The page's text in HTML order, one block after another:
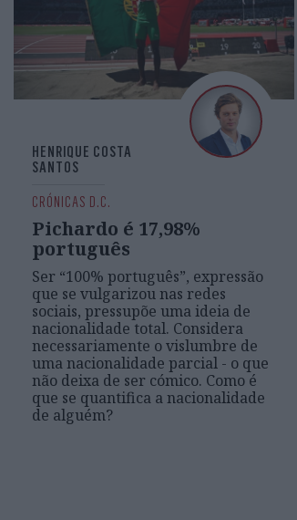
CRÓNICAS D.C.
Pichardo é 17,98%
português
Ser “100% português”, expressão
que se vulgarizou nas redes
sociais, pressupõe uma ideia de
nacionalidade total. Considera
necessariamente o vislumbre de
uma nacionalidade parcial - o que
não deixa de ser cómico. Como é
que se quantifica a nacionalidade
de alguém?
HENRIQUE COSTA
SANTOS